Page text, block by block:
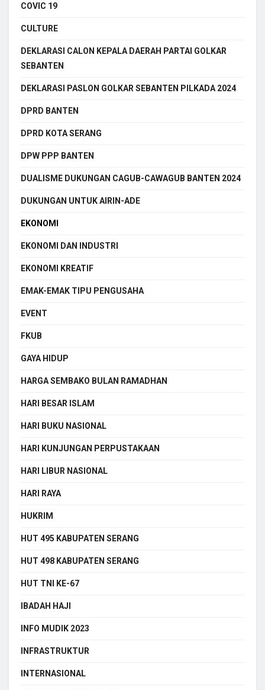
COVIC 19
CULTURE
DEKLARASI CALON KEPALA DAERAH PARTAI GOLKAR
SEBANTEN
DEKLARASI PASLON GOLKAR SEBANTEN PILKADA 2024
DPRD BANTEN
DPRD KOTA SERANG
DPW PPP BANTEN
DUALISME DUKUNGAN CAGUB-CAWAGUB BANTEN 2024
DUKUNGAN UNTUK AIRIN-ADE
EKONOMI
EKONOMI DAN INDUSTRI
EKONOMI KREATIF
EMAK-EMAK TIPU PENGUSAHA
EVENT
FKUB
GAYA HIDUP
HARGA SEMBAKO BULAN RAMADHAN
HARI BESAR ISLAM
HARI BUKU NASIONAL
HARI KUNJUNGAN PERPUSTAKAAN
HARI LIBUR NASIONAL
HARI RAYA
HUKRIM
HUT 495 KABUPATEN SERANG
HUT 498 KABUPATEN SERANG
HUT TNI KE-67
IBADAH HAJI
INFO MUDIK 2023
INFRASTRUKTUR
INTERNASIONAL